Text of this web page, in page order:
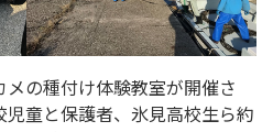
の種付け体験教室が開催さ
童と保護者、氷見高校生ら約